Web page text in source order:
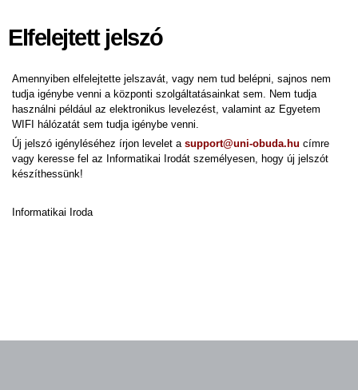
Elfelejtett jelszó
Amennyiben elfelejtette jelszavát, vagy nem tud belépni, sajnos nem
tudja igénybe venni a központi szolgáltatásainkat sem. Nem tudja
használni például az elektronikus levelezést, valamint az Egyetem
WIFI hálózatát sem tudja igénybe venni.
Új jelszó igényléséhez írjon levelet a support@uni-obuda.hu címre
vagy keresse fel az Informatikai Irodát személyesen, hogy új jelszót
készíthessünk!
Informatikai Iroda